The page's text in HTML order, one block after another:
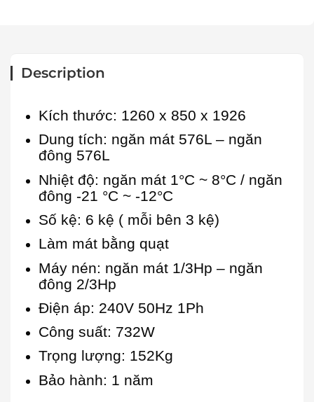
Description
Kích thước: 1260 x 850 x 1926
Dung tích: ngăn mát 576L – ngăn
đông 576L
Nhiệt độ: ngăn mát 1°C ~ 8°C / ngăn
đông -21 °C ~ -12°C
Số kệ: 6 kệ ( mỗi bên 3 kệ)
Làm mát bằng quạt
Máy nén: ngăn mát 1/3Hp – ngăn
đông 2/3Hp
Điện áp: 240V 50Hz 1Ph
Công suất: 732W
Trọng lượng: 152Kg
Bảo hành: 1 năm